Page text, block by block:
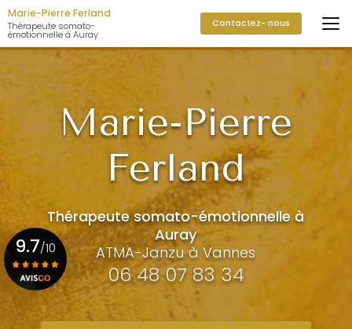
Aller
au
contenu
Marie-Pierre Ferland
Thérapeute somato-
émotionnelle à Auray
Contactez- nous
Marie-Pierre
Ferland
Thérapeute somato-émotionnelle à
Auray
ATMA-Janzu à Vannes
06 48 07 83 34
9.7/10
Voir le certificat